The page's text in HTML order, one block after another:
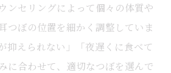
ンセリングによって個々の体質や
つぼの位置を細かく調整していま
抑えられない」「夜遅くに食べて
に合わせて、適切なつぼを選んで